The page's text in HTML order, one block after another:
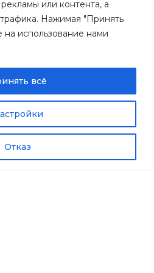
или контента, а
Нажимая "Принять
на использование нами
Отказ
всё